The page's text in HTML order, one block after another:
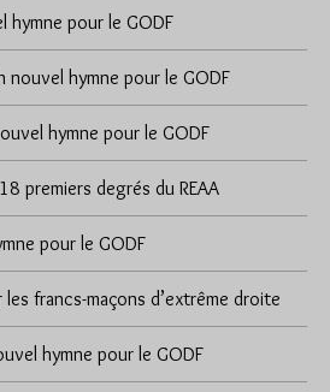
hymne pour le GODF
nouvel hymne pour le GODF
hymne pour le GODF
premiers degrés du REAA
pour le GODF
les francs-maçons d’extrême droite
hymne pour le GODF